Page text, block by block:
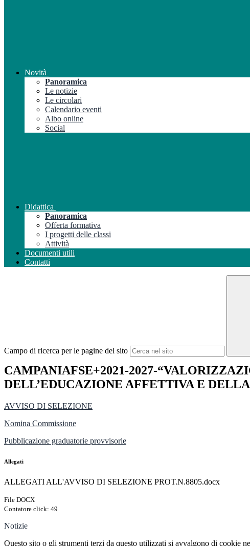
Novità
Panoramica
Le notizie
Le circolari
Calendario eventi
Albo online
Social
Didattica
Panoramica
Offerta formativa
I progetti delle classi
Attività
Documenti utili
Contatti
Campo di ricerca per le pagine del sito
CAMPANIAFSE+2021-2027-
DELL’EDUCAZIONE AFFETTIVA E
AVVISO DI SELEZIONE
Nomina Commissione
Pubblicazione graduatorie provvisorie
Allegati
ALLEGATI ALL'AVVISO DI SELEZIONE PROT.N.8805.docx
File DOCX
Contatore click: 49
Notizie
Questo sito o gli strumenti terzi da questo utilizzati si avvalgono di cookie